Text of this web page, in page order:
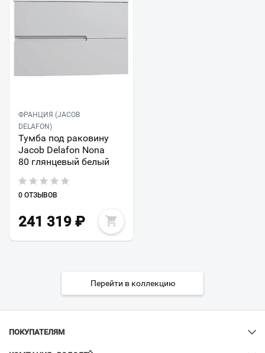
ФРАНЦИЯ (JACOB
DELAFON)
Тумба под раковину
Jacob Delafon Nona
80 глянцевый белый
0 ОТЗЫВОВ
241 319 ₽
Перейти в коллекцию
ПОКУПАТЕЛЯМ